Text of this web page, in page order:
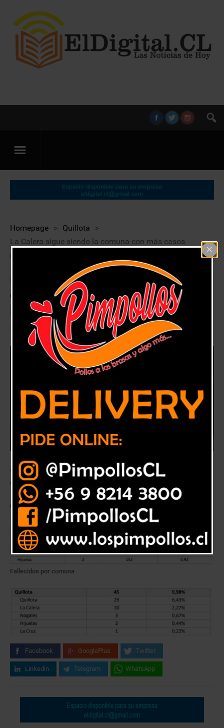
Homepage > Quillota
>
La Calera sigue siendo la comuna con más casos
nuevos de covid en la Provincia
La Calera sigue siendo la comuna
con más casos nuevos de covid en
la Provincia
25 julio, 2020 Hijuelas,La Calera,La Cruz,Nogales Quillota
A nivel Regional, Viña del Mar y Valparaíso son las comunas con más
casos nuevos.
Casos nuevos por comuna:
Fallecidos por comuna
Facebook GooglePlus Twitter
Linkedin Telegram WhatsApp